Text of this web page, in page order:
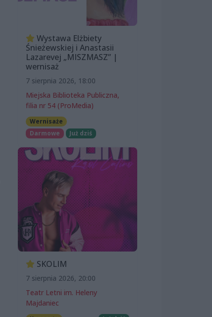
Wystawa Elżbiety
Śnieżewskiej i Anastasii
Lazarevej „MISZMASZ” |
wernisaż
7 sierpnia 2026, 18:00
Miejska Biblioteka Publiczna,
filia nr 54 (ProMedia)
Wernisaże
Darmowe
Już dziś
SKOLIM
7 sierpnia 2026, 20:00
Teatr Letni im. Heleny
Majdaniec